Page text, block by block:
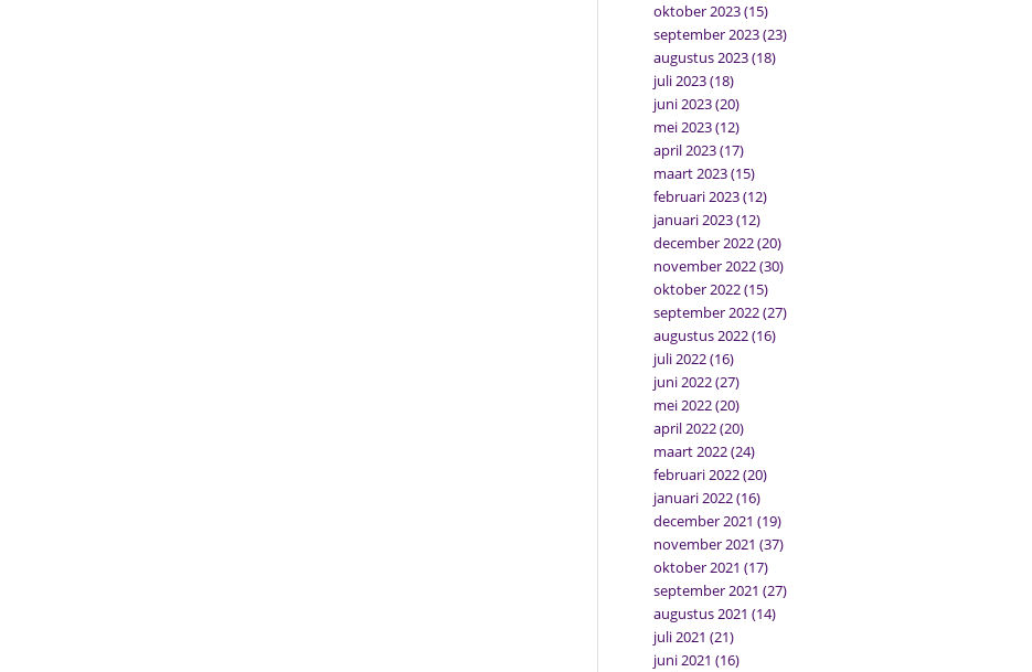
oktober 2023(15)
september 2023(23)
augustus 2023(18)
juli 2023(18)
juni 2023(20)
mei 2023(12)
april 2023(17)
maart 2023(15)
februari 2023(12)
januari 2023(12)
december 2022(20)
november 2022(30)
oktober 2022(15)
september 2022(27)
augustus 2022(16)
juli 2022(16)
juni 2022(27)
mei 2022(20)
april 2022(20)
maart 2022(24)
februari 2022(20)
januari 2022(16)
december 2021 (19)
november 2021 (37)
oktober 2021 (17)
september 2021 (27)
augustus 2021 (14)
juli 2021 (21)
juni 2021 (16)